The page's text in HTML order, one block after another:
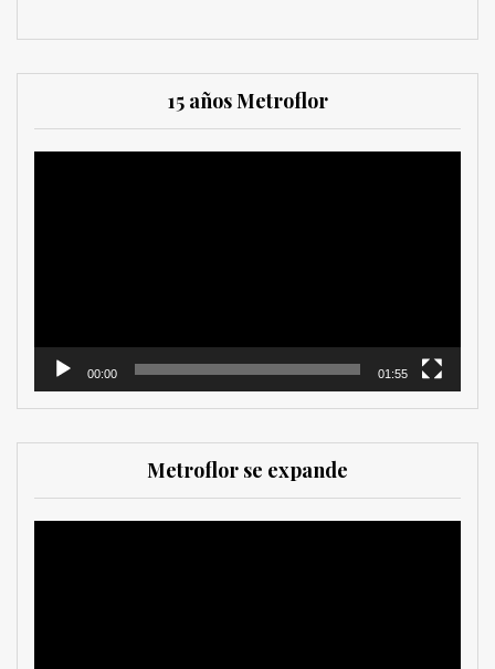
15 años Metroflor
00:00 01:55
Metroflor se expande